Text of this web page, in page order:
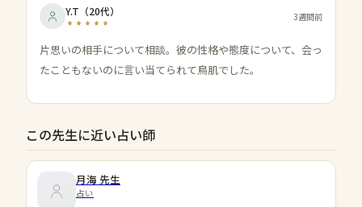
Y.T （20代） 3週間前
片思いの相手について相談。彼の性格や態度について、会っ
たこともないのに言い当てられて鳥肌でした。
この先生に近い占い師
月海 先生
占い